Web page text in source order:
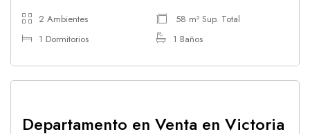
2 Ambientes
58 m² Sup. Total
1 Dormitorios
1 Baños
Departamento en Venta en Victoria